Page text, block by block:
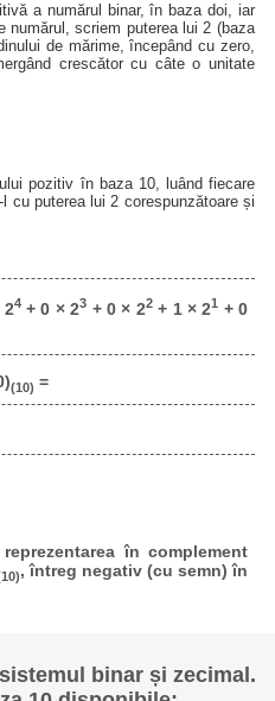
a numărul binar, în baza doi, iar
numărul, scriem puterea lui 2 (baza
de mărime, începând cu zero,
crescător cu câte o unitate
pozitiv în baza 10, luând fiecare
cu puterea lui 2 corespunzătoare și
4+ 0 × 23 + 0 × 22+ 1 × 21 + 0
(10) =
în complement
, întreg negativ (cu semn) în
binar și zecimal.